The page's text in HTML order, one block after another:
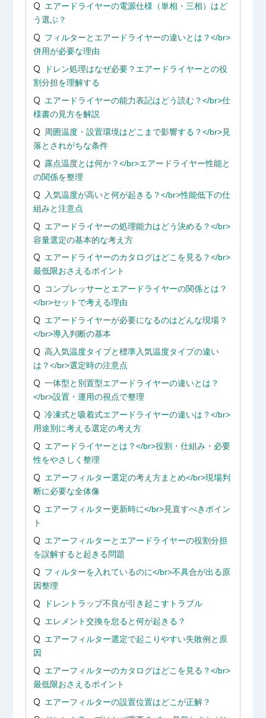
エアードライヤーの電源仕様（単相・三相）はど
う選ぶ？
フィルターとエアードライヤーの違いとは？</br>
併用が必要な理由
ドレン処理はなぜ必要？エアードライヤーとの役
割分担を理解する
エアードライヤーの能力表記はどう読む？</br>仕
様書の見方を解説
周囲温度・設置環境はどこまで影響する？</br>見
落とされがちな条件
露点温度とは何か？</br>エアードライヤー性能と
の関係を整理
入気温度が高いと何が起きる？</br>性能低下の仕
組みと注意点
エアードライヤーの処理能力はどう決める？</br>
容量選定の基本的な考え方
エアードライヤーのカタログはどこを見る？</br>
最低限おさえるポイント
コンプレッサーとエアードライヤーの関係とは？
</br>セットで考える理由
エアードライヤーが必要になるのはどんな現場？
</br>導入判断の基本
高入気温度タイプと標準入気温度タイプの違い
は？</br>選定時の注意点
一体型と別置型エアードライヤーの違いとは？
</br>設置・運用の視点で整理
冷凍式と吸着式エアードライヤーの違いは？</br>
用途別に考える選定の考え方
エアードライヤーとは？</br>役割・仕組み・必要
性をやさしく整理
エアーフィルター選定の考え方まとめ</br>現場判
断に必要な全体像
エアーフィルター更新時に</br>見直すべきポイン
ト
エアーフィルターとエアードライヤーの役割分担
を誤解すると起きる問題
フィルターを入れているのに</br>不具合が出る原
因整理
ドレントラップ不良が引き起こすトラブル
エレメント交換を怠ると何が起きる？
エアーフィルター選定で起こりやすい失敗例と原
因
エアーフィルターのカタログはどこを見る？</br>
最低限おさえるポイント
エアーフィルターの設置位置はどこが正解？